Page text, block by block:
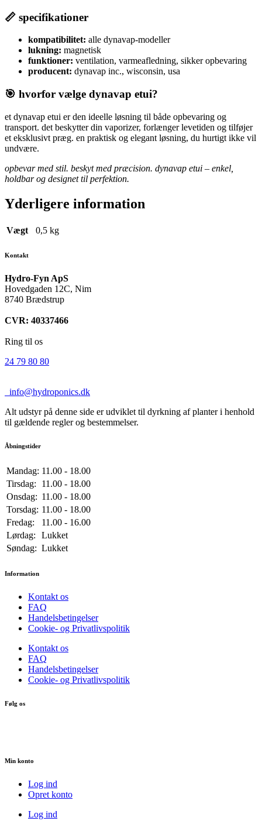
📏 specifikationer
kompatibilitet: alle dynavap-modeller
lukning: magnetisk
funktioner: ventilation, varmeafledning, sikker opbevaring
producent: dynavap inc., wisconsin, usa
🎯 hvorfor vælge dynavap etui?
et dynavap etui er den ideelle løsning til både opbevaring og
transport. det beskytter din vaporizer, forlænger levetiden og tilføjer
et eksklusivt præg. en praktisk og elegant løsning, du hurtigt ikke vil
undvære.
opbevar med stil. beskyt med præcision. dynavap etui – enkel,
holdbar og designet til perfektion.
Yderligere information
Vægt 0,5 kg
Kontakt
Hydro-Fyn ApS
Hovedgaden 12C, Nim
8740 Brædstrup
CVR: 40337466
Ring til os
24 79 80 80
info@hydroponics.dk
Alt udstyr på denne side er udviklet til dyrkning af planter i henhold
til gældende regler og bestemmelser.
Åbningstider
Mandag: 11.00 - 18.00
Tirsdag:
11.00 - 18.00
Onsdag: 11.00 - 18.00
Torsdag: 11.00 - 18.00
Fredag:
11.00 - 16.00
Lørdag:
Lukket
Søndag: Lukket
Information
Kontakt os
FAQ
Handelsbetingelser
Cookie- og Privatlivspolitik
Kontakt os
FAQ
Handelsbetingelser
Cookie- og Privatlivspolitik
Følg os
Min konto
Log ind
Opret konto
Log ind